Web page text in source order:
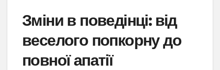
Зміни в поведінці: від
веселого попкорну до
повної апатії